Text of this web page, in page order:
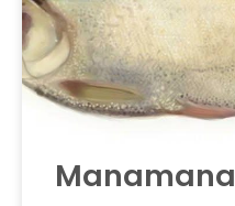
Manamana